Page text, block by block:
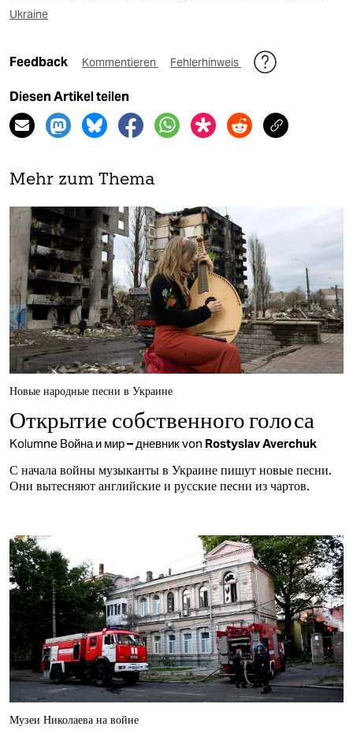
Ukraine
Feedback Kommentieren Fehlerhinweis
Diesen Artikel teilen
Mehr zum Thema
Новые народные песни в Украине
Открытие собственного голоса
Kolumne Война и мир – дневникvon Rostyslav Averchuk
С начала войны музыканты в Украине пишут новые песни.
Они вытесняют английские и русские песни из чартов.
Музеи Николаева на войне